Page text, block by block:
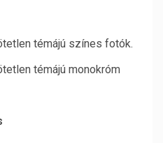
témájú színes fotók.
témájú monokróm